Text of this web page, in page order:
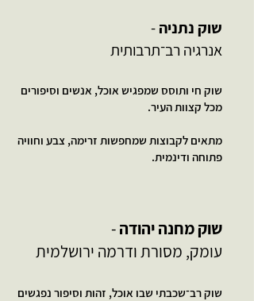
שוק נתניה-
אנרגיה רב־תרבותית
שוק חי ותוסס שמפגיש אוכל, אנשים וסיפורים
מכל קצוות העיר.
מתאים לקבוצות שמחפשות זרימה, צבע וחוויה
פתוחה ודינמית.
שוק מחנה יהודה-
עומק, מסורת ודרמה ירושלמית
שוק רב־שכבתי שבו אוכל, זהות וסיפור נפגשים